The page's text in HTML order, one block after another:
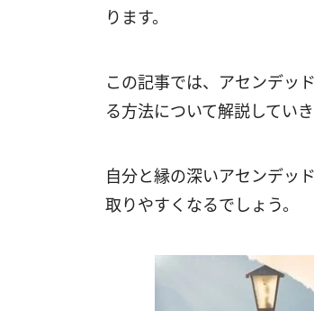
ります。
この記事では、アセンデッ
る方法について解説していき
自分と縁の深いアセンデッ
取りやすくなるでしょう。